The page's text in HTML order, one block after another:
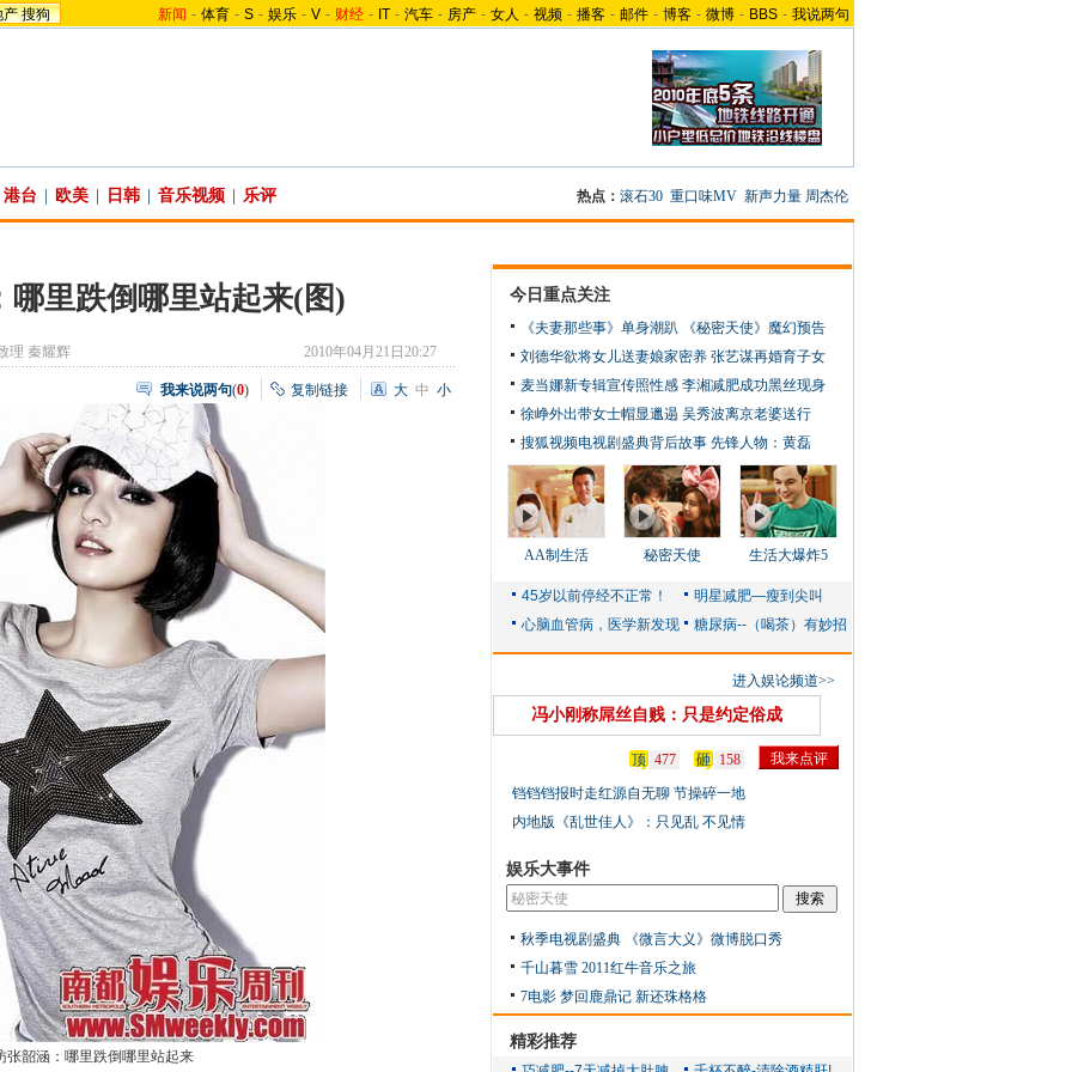
产 搜狗 新闻 - 体育 - S - 娱乐 - V - 财经 - IT - 汽车 - 房产 - 女人 - 视频 - 播客 - 邮件 - 博客 - 微博 - BBS - 我说两句
港台 欧美 日韩 音乐视频 乐评 热点： 滚石30 重口味MV 新声力量 周杰伦
哪里跌倒哪里站起来(图)
理 秦耀辉 2010年04月21日20:27
我来说两句(0) 复制链接 大 中 小
张韶涵：哪里跌倒哪里站起来
今日重点关注
《夫妻那些事》单身潮趴
《秘密天使》魔幻预告
刘德华欲将女儿送妻娘家密养 张艺谋再婚育子女
麦当娜新专辑宣传照性感 李湘减肥成功黑丝现身
徐峥外出带女士帽显邋遢 吴秀波离京老婆送行
搜狐视频电视剧盛典背后故事 先锋人物：黄磊
AA制生活 秘密天使 生活大爆炸5
进入娱论频道>>
冯小刚称屌丝自贱：只是约定俗成
顶 477 砸
158
铛铛铛报时走红源自无聊 节操碎一地
内地版《乱世佳人》：只见乱 不见情
娱乐大事件
秋季电视剧盛典
《微言大义》微博脱口秀
千山暮雪 2011红牛音乐之旅
7电影 梦回鹿鼎记 新还珠格格
精彩推荐